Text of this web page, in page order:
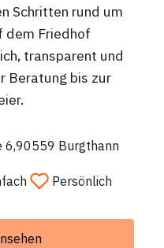
Schritten rund um
dem Friedhof
transparent und
Beratung bis zur
6,90559 Burgthann
Persönlich